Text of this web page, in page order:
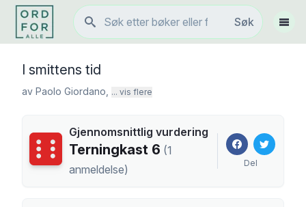
Søk
Søk
Vis
I smittens tid
av Paolo Giordano ... vis flere
Terningkast
Gjennomsnittlig vurdering
Terningkast 6 (1
anmeldelse) Del